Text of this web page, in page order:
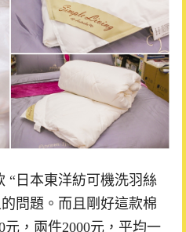
“日本東洋紡可機洗羽絲
問題。而且剛好這款棉
，兩件2000元，平均一